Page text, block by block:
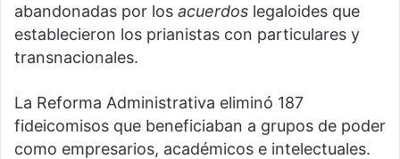
abandonadas por los acuerdos legaloides que
establecieron los prianistas con particulares y
transnacionales.
La Reforma Administrativa eliminó 187
fideicomisos que beneficiaban a grupos de poder
como empresarios, académicos e intelectuales.